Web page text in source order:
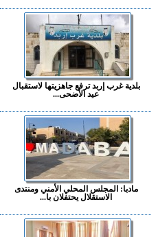
بلدية غرب إربد ترفع جاهزيتها لاستقبال
عيد الأضحى...
مادبا: المجلس المحلي الأمني ومنتدى
الاستقلال يحتفلان با...